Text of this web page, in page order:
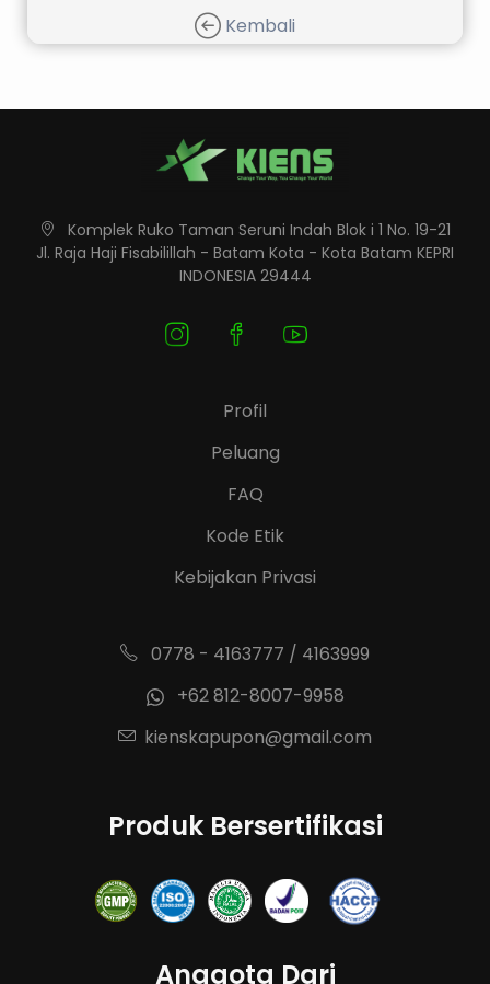
Kembali
Komplek Ruko Taman Seruni Indah Blok i 1 No. 19-21
Jl. Raja Haji Fisabilillah - Batam Kota - Kota Batam KEPRI
INDONESIA 29444
Profil
Peluang
FAQ
Kode Etik
Kebijakan Privasi
0778 - 4163777 / 4163999
+62 812-8007-9958
kienskapupon@gmail.com
Produk Bersertifikasi
Anggota Dari